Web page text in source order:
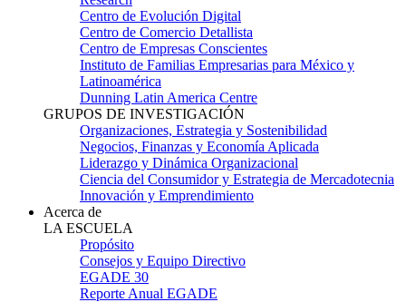
Centro de Evolución Digital
Centro de Comercio Detallista
Centro de Empresas Conscientes
Instituto de Familias Empresarias para México y
Latinoamérica
Dunning Latin America Centre
GRUPOS DE INVESTIGACIÓN
Organizaciones, Estrategia y Sostenibilidad
Negocios, Finanzas y Economía Aplicada
Liderazgo y Dinámica Organizacional
Ciencia del Consumidor y Estrategia de Mercadotecnia
Innovación y Emprendimiento
Acerca de
LA ESCUELA
Propósito
Consejos y Equipo Directivo
EGADE 30
Reporte Anual EGADE